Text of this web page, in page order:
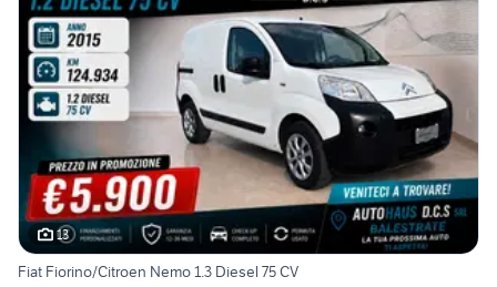
13
Fiat Fiorino/Citroen Nemo 1.3 Diesel 75 CV